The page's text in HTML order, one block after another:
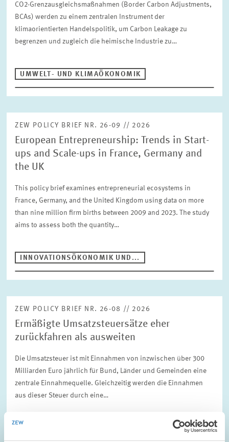
CO2-Grenzausgleichsmaßnahmen (Border Carbon Adjustments,
BCAs) werden zu einem zentralen Instrument der
klimaorientierten Handelspolitik, um Carbon Leakage zu
begrenzen und zugleich die heimische Industrie zu…
UMWELT- UND KLIMAÖKONOMIK
ZEW POLICY BRIEF NR. 26-09 // 2026
European Entrepreneurship: Trends in Start-
ups and Scale-ups in France, Germany and
the UK
This policy brief examines entrepreneurial ecosystems in
France, Germany, and the United Kingdom using data on more
than nine million firm births between 2009 and 2023. The study
aims to assess both the quantity…
INNOVATIONSÖKONOMIK UND...
ZEW POLICY BRIEF NR. 26-08 // 2026
Ermäßigte Umsatzsteuersätze eher
zurückfahren als ausweiten
Die Umsatzsteuer ist mit Einnahmen von inzwischen über 300
Milliarden Euro jährlich für Bund, Länder und Gemeinden eine
zentrale Einnahmequelle. Gleichzeitig werden die Einnahmen
aus dieser Steuer durch eine…
UNTERNEHMENSBESTEUERUNG UND ÖFFENTLICH